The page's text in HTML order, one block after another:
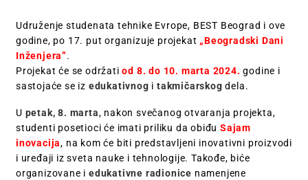
Udruženje studenata tehnike Evrope, BEST Beograd i ove
godine, po 17. put organizuje projekat „Beogradski Dani
Inženjera”.
Projekat će se održatiod 8. do 10. marta 2024. godine i
sastojaće se iz edukativnog itakmičarskog dela.
U petak, 8. marta, nakon svečanog otvaranja projekta,
studenti posetioci će imati priliku da obiđuSajam
inovacija, na kom će biti predstavljeni inovativni proizvodi
i uređaji iz sveta nauke i tehnologije. Takođe, biće
organizovane iedukativne radionice namenjene